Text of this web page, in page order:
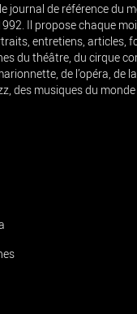
journal de référence du
Il propose chaque
entretiens, articles,
du théâtre, du cirque
de l’opéra, de
des musiques du monde